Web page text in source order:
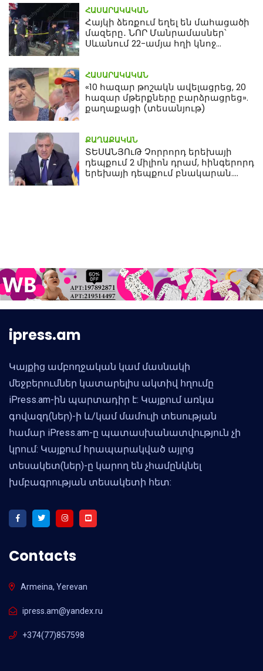
ՀԱՍԱՐԱԿԱԿԱՆ
Հայկի ձեռքում եղել են մահացածի
մազերը․ ՆՈՐ Մանրամասներ՝
Սևանում 22-ամյա հղի կնոջ
ՀԱՍԱՐԱԿԱԿԱՆ
«10 հազար թոշակն ավելացրեց, 20
հազար մթերքները բարձրացրեց».
քաղաքացի (տեսանյութ)
ՔԱՂԱՔԱԿԱՆ
ՏԵՍԱՆՅՈւԹ Չորրորդ երեխայի
դեպքում 2 միլիոն դրամ, հինգերորդ
երեխայի դեպքում բնակարան.
ipress.am
Կայքից ամբողջական կամ մասնակի
մեջբերումներ կատարելիս ակտիվ հղումը
iPress.am-ին պարտադիր է: Կայքում առկա
գովազդ(ներ)-ի և/կամ մամուլի տեսության
համար iPress.am-ը պատասխանատվություն չի
կրում: Կայքում հրապարակված այլոց
տեսակետ(ներ)-ը կարող են չհամընկնել
խմբագրության տեսակետի հետ:
Contacts
Armeina, Yerevan
ipress.am@yandex.ru
+374(77)857598